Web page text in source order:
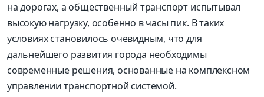
на дорогах, а общественный транспорт испытывал
высокую нагрузку, особенно в часы пик. В таких
условиях становилось очевидным, что для
дальнейшего развития города необходимы
современные решения, основанные на комплексном
управлении транспортной системой.